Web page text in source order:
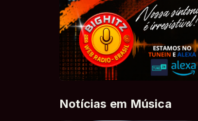
Notícias em Música